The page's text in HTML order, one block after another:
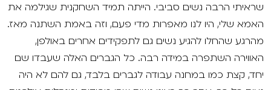
שראיתי הרבה נשים סביבי. הייתה תמיד השחקנית שגילמה את
האמא שלי, היו לנו מאפרות מדי פעם, וזה באמת השתנה מאז.
מהרגע שהחלו להגיע נשים גם לתפקידים אחרים באולפן,
האווירה השתפרה במידה רבה. כל הגברים האלה שעבדו שם
יחד, קצת כמו במחנה עבודה לגברים בלבד, גם להם לא היה